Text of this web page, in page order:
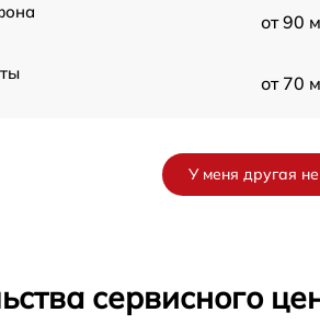
от 90
от 70
У меня другая
сервисного